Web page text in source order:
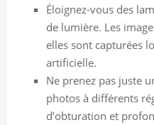
Éloignez-vous des
de lumière. Les
elles sont capturées
artificielle.
Ne prenez pas juste
photos à différents
d’obturation et